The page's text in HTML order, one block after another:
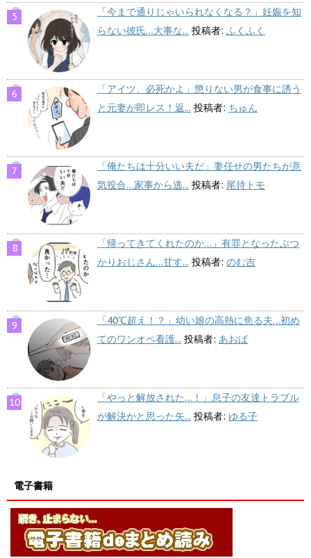
「今まで通りじゃいられなくなる？」妊娠を知
らない彼氏…大事な... 投稿者: ふくふく
「アイツ、必死かよ」懲りない男が食事に誘う
と元妻が即レス！返... 投稿者: ちゅん
「俺たちは十分いい夫だ」妻任せの男たちが意
気投合…家事から逃... 投稿者: 尾持トモ
「帰ってきてくれたのか…」有罪となったぶつ
かりおじさん…甘す... 投稿者: のむ吉
「40℃超え！？」幼い娘の高熱に焦る夫…初め
てのワンオペ看護... 投稿者: あおば
「やっと解放された…！」息子の友達トラブル
が解決かと思った矢... 投稿者: ゆる子
電子書籍